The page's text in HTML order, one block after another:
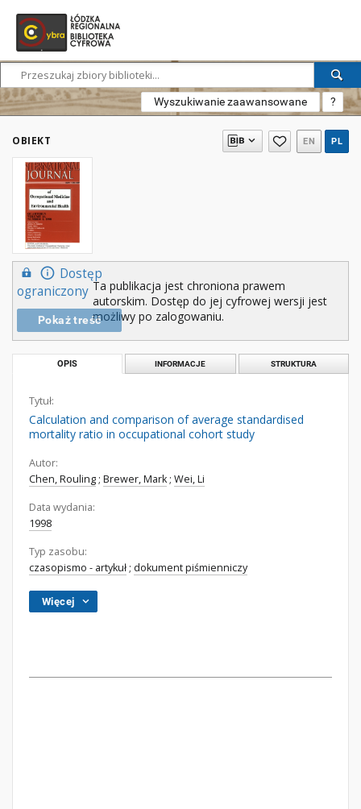
Wyszukiwanie zaawansowane ?
OBIEKT EN PL
Dostęp
ograniczony
Pokaż treść
Ta publikacja jest chroniona prawem
autorskim. Dostęp do jej cyfrowej wersji jest
możliwy po zalogowaniu.
OPIS INFORMACJE STRUKTURA
Tytuł:
Calculation and comparison of average standardised
mortality ratio in occupational cohort study
Autor:
Chen, Rouling ; Brewer, Mark; Wei, Li
Data wydania:
1998
Typ zasobu:
czasopismo - artykuł ; dokument piśmienniczy
Więcej